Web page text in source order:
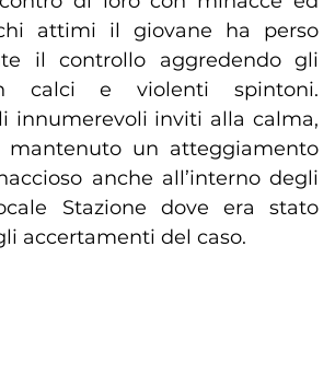
attimi il giovane ha perso
il controllo aggredendo gli
calci e violenti spintoni.
innumerevoli inviti alla calma,
un atteggiamento
anche all’interno degli
Stazione dove era stato
accertamenti del caso.